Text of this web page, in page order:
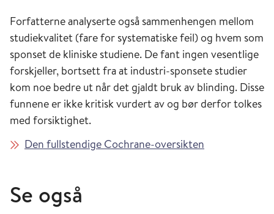
Forfatterne analyserte også sammenhengen mellom
studiekvalitet (fare for systematiske feil) og hvem som
sponset de kliniske studiene. De fant ingen vesentlige
forskjeller, bortsett fra at industri-sponsete studier
kom noe bedre ut når det gjaldt bruk av blinding. Disse
funnene er ikke kritisk vurdert av og bør derfor tolkes
med forsiktighet.
Den fullstendige Cochrane-oversikten
Se også